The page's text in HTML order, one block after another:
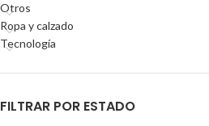
Otros
Ropa y calzado
Tecnología
FILTRAR POR ESTADO